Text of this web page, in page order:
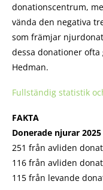
donationscentrum,
vända den negativa
som främjar
dessa donationer
Hedman.
Fullständig statistik
FAKTA
Donerade njurar 2025
251 från avliden
116 från avliden
115 från levande